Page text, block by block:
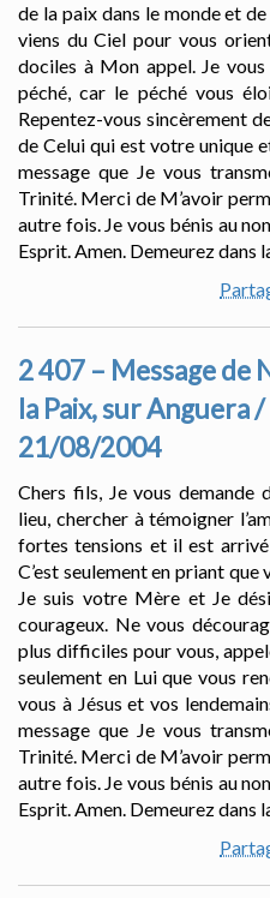
de la paix dans le monde et
viens du Ciel pour vous
dociles à Mon appel. Je
péché, car le péché vous
Repentez-vous sincèrement
de Celui qui est votre unique
message que Je vous
Trinité. Merci de M’avoir
autre fois. Je vous bénis au
Esprit. Amen. Demeurez dans
2 407 – Message de
la Paix, sur Anguera
21/08/2004
Chers fils, Je vous
lieu, chercher à témoigner
fortes tensions et il est
C’est seulement en priant
Je suis votre Mère et Je
courageux. Ne vous
plus difficiles pour vous,
seulement en Lui que vous
vous à Jésus et vos
message que Je vous
Trinité. Merci de M’avoir
autre fois. Je vous bénis au
Esprit. Amen. Demeurez dans